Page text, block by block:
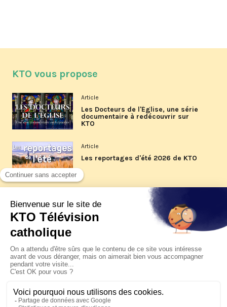
KTO vous propose
Article
Les Docteurs de l'Église, une série
documentaire à redécouvrir sur
KTO
Article
Les reportages d'été 2026 de KTO
La visite pastorale du pape Léon
XIV à Assise à suivre sur KTO le
jeudi 6 août
Le pape en Uruguay, Argentine et
Pérou du 6 au 17 novembre 2026